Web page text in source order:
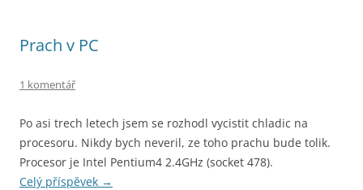
Prach v PC
1 komentář
Po asi trech letech jsem se rozhodl vycistit chladic na
procesoru. Nikdy bych neveril, ze toho prachu bude tolik.
Procesor je Intel Pentium4 2.4GHz (socket 478).
Celý příspěvek →